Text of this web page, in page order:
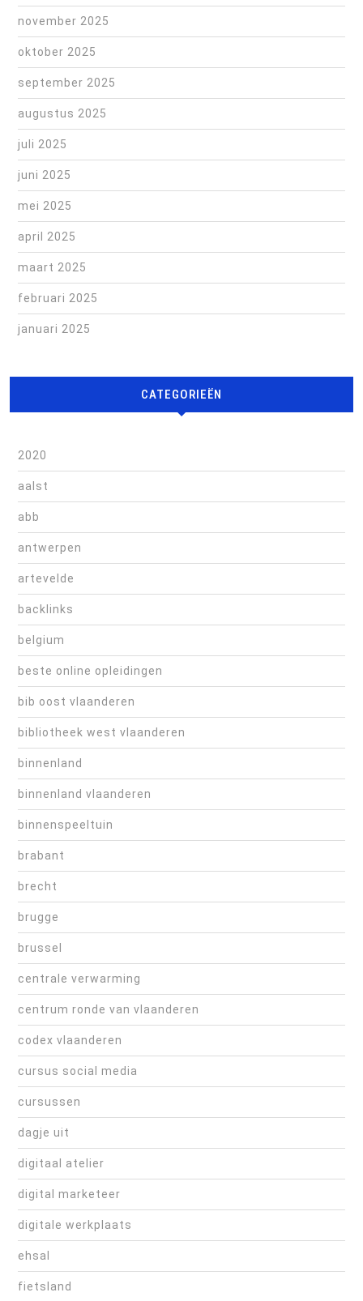
november 2025
oktober 2025
september 2025
augustus 2025
juli 2025
juni 2025
mei 2025
april 2025
maart 2025
februari 2025
januari 2025
CATEGORIEËN
2020
aalst
abb
antwerpen
artevelde
backlinks
belgium
beste online opleidingen
bib oost vlaanderen
bibliotheek west vlaanderen
binnenland
binnenland vlaanderen
binnenspeeltuin
brabant
brecht
brugge
brussel
centrale verwarming
centrum ronde van vlaanderen
codex vlaanderen
cursus social media
cursussen
dagje uit
digitaal atelier
digital marketeer
digitale werkplaats
ehsal
fietsland